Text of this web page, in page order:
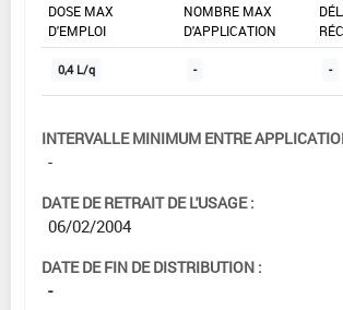
DOSE MAX
D'EMPLOI
NOMBRE MAX
D'APPLICATION
0,4 L/q - -
INTERVALLE MINIMUM ENTRE
-
DATE DE RETRAIT DE L'USAGE :
06/02/2004
DATE DE FIN DE DISTRIBUTION :
-